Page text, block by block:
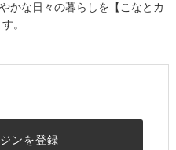
かな日々の暮らしを【こなとカ
。
ンを登録